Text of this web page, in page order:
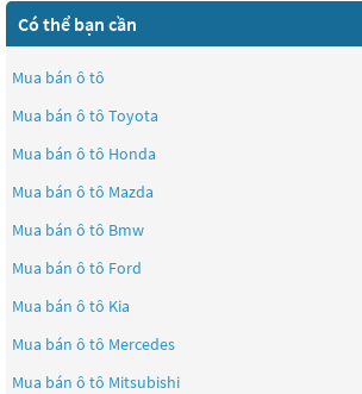
Có thể bạn cần
Mua bán ô tô
Mua bán ô tô Toyota
Mua bán ô tô Honda
Mua bán ô tô Mazda
Mua bán ô tô Bmw
Mua bán ô tô Ford
Mua bán ô tô Kia
Mua bán ô tô Mercedes
Mua bán ô tô Mitsubishi